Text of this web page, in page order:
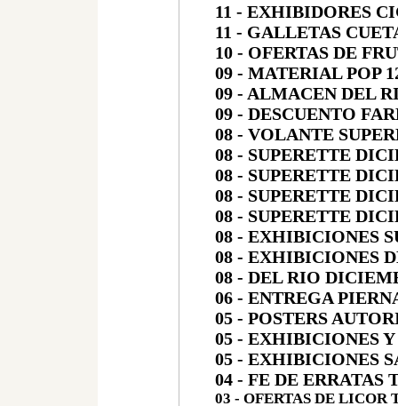
11 - EXHIBIDORES
11 - GALLETAS
10 - OFERTAS DE
09 - MATERIAL POP
09 - ALMACEN DEL
09 - DESCUENTO
08 - VOLANTE
08 - SUPERETTE
08 - SUPERETTE
08 - SUPERETTE
08 - SUPERETTE
08 - EXHIBICIONES
08 - EXHIBICIONES
08 - DEL RIO
06 - ENTREGA
05 - POSTERS
05 - EXHIBICIONES
05 - EXHIBICIONES
04 - FE DE ERRATAS
03 - OFERTAS DE LICOR